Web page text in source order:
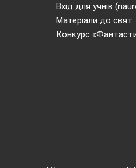
Вхід для учнів
Матеріали до свят
Конкурс